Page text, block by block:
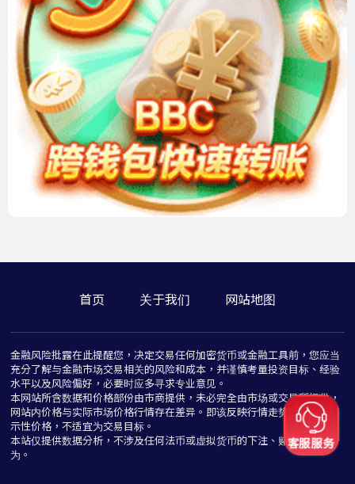
首页 关于我们 网站地图
金融风险批露在此提醒您，决定交易任何加密货币或金融工具前，您应当
充分了解与金融市场交易相关的风险和成本，并谨慎考量投资目标、经验
水平以及风险偏好，必要时应多寻求专业意见。
本网站所含数据和价格部份由市商提供，未必完全由市场或交易所提供，
网站内价格与实际市场价格行情存在差异。即该反映行情走势价格仅为指
示性价格，不适宜为交易目标。
本站仅提供数据分析，不涉及任何法币或虚拟货币的下注、赌博与推介行
为。